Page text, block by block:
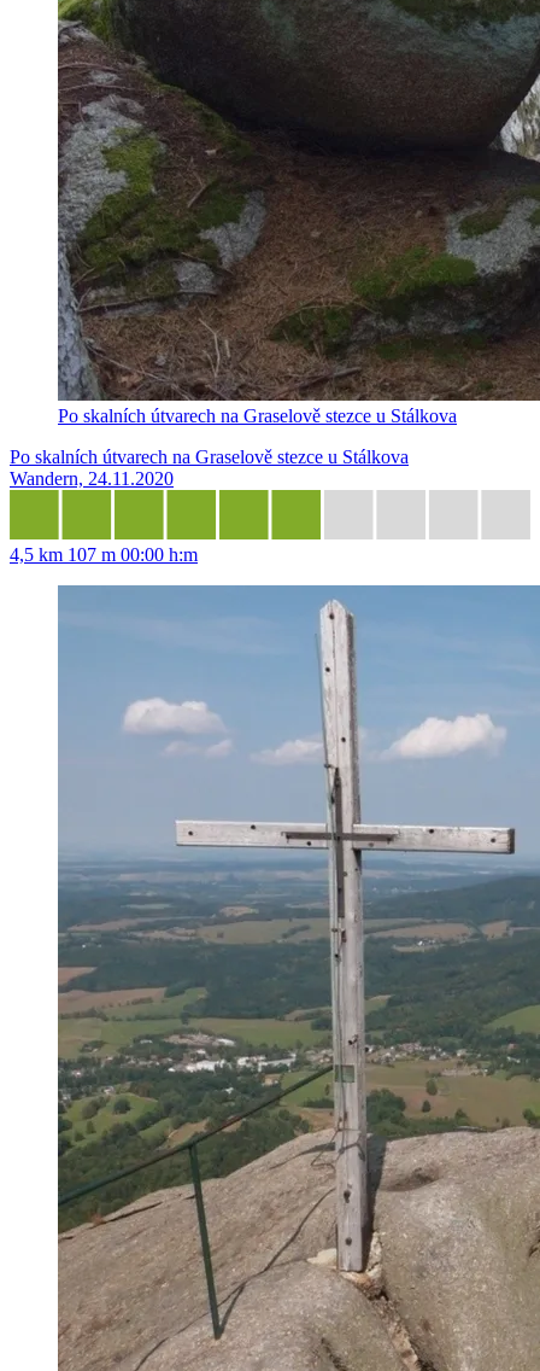
Po skalních útvarech na Graselově stezce u Stálkova
Po skalních útvarech na Graselově stezce u Stálkova
Wandern, 24.11.2020
4,5 km 107 m 00:00 h:m